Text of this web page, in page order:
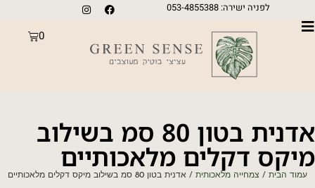
לפניה ישירה: 053-4855388
0
אדנית בטון 80 סמ בשילוב
מיקס דקלים מלאכותיים
עמוד הבית / צמחייה מלאכותית / אדנית בטון 80 סמ בשילוב מיקס דקלים מלאכותיים